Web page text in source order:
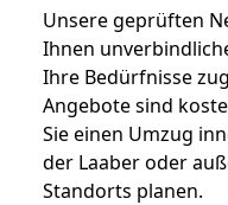
Unsere geprüften
Ihnen
Ihre Bedürfnisse
Angebote sind
Sie einen Umzug
der Laaber oder
Standorts planen.